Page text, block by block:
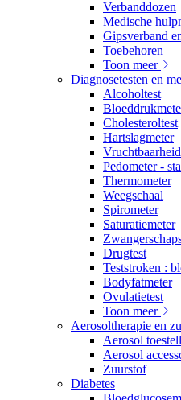
Verbanddozen
Medische
Gipsverband
Toebehoren
Toon meer
Diagnosetesten en
Alcoholtest
Cholesteroltest
Hartslagmeter
Pedometer -
Thermometer
Weegschaal
Spirometer
Saturatiemeter
Drugtest
Teststroken :
Bodyfatmeter
Ovulatietest
Toon meer
Aerosoltherapie en
Aerosol
Aerosol
Zuurstof
Diabetes